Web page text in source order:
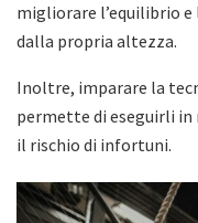
migliorare l’equilibrio
dalla propria altezza.
Inoltre, imparare la
permette di eseguirli in
il rischio di infortuni.